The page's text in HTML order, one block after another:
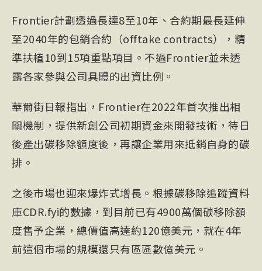
Frontier計劃透過長達8至10年、合約期最長延伸
至2040年的包銷合約（offtake contracts），精
準扶植10到15項重點項目。不過Frontier並未透
露各家參與公司具體的出資比例。
華爾街日報指出，Frontier在2022年首次推出相
關機制，提供新創公司初期資金來開發技術，待日
後產出碳移除額度後，再讓企業用來抵銷自身的碳
排。
之後市場也迎來爆炸式增長。根據碳移除追蹤資料
庫CDR.fyi的數據，到目前已有4900萬個碳移除額
度售予企業，總價值高達約120億美元，就在4年
前這個市場的規模還只有區區數億美元。